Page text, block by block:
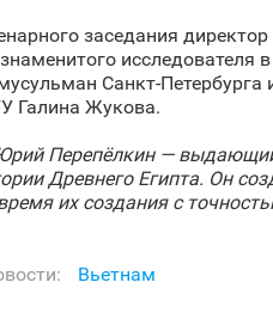
заседания
исследователя
Галина Жукова.
Перепёлкин —
Древнего Египта. Он
их создания с
Вьетнам